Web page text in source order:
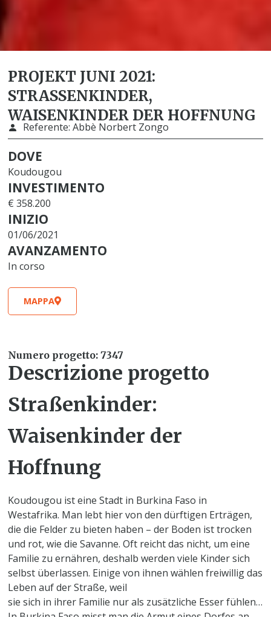
PROJEKT JUNI 2021:
STRASSENKINDER, W
AISENKINDER DER HOFFNUNG
Referente:Abbè Norbert Zongo
DOVE
Koudougou
INVESTIMENTO
€ 358.200
INIZIO
01/06/2021
AVANZAMENTO
In corso
MAPPA
Numero progetto: 7347
Descrizione progetto
Straßenkinder:
Waisenkinder der
Hoffnung
Koudougou ist eine Stadt in Burkina Faso in
Westafrika. Man lebt hier von den dürftigen Erträgen,
die die Felder zu bieten haben – der Boden ist trocken
und rot, wie die Savanne. Oft reicht das nicht, um eine
Familie zu ernähren, deshalb werden viele Kinder sich
selbst überlassen. Einige von ihnen wählen freiwillig das
Leben auf der Straße, weil
sie sich in ihrer Familie nur als zusätzliche Esser fühlen…